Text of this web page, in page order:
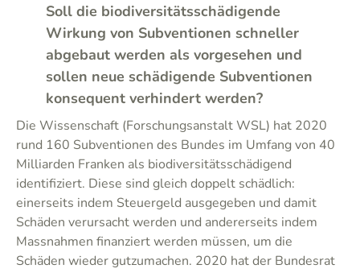
Soll die biodiversitätsschädigende
Wirkung von Subventionen schneller
abgebaut werden als vorgesehen und
sollen neue schädigende Subventionen
konsequent verhindert werden?
Die Wissenschaft (Forschungsanstalt WSL) hat 2020
rund 160 Subventionen des Bundes im Umfang von 40
Milliarden Franken als biodiversitätsschädigend
identifiziert. Diese sind gleich doppelt schädlich:
einerseits indem Steuergeld ausgegeben und damit
Schäden verursacht werden und andererseits indem
Massnahmen finanziert werden müssen, um die
Schäden wieder gutzumachen. 2020 hat der Bundesrat